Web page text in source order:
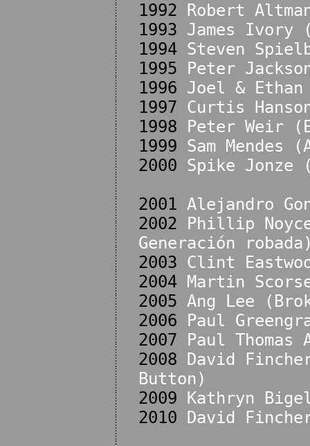
1992
Robert
1993 James Ivory
1994 Steven
1995
Peter
1996 Joel & Ethan
1997 Curtis
1998
Peter Weir
1999 Sam Mendes
2000 Spike Jonze
2001 Alejandro
2002
Phillip
Generación
2003 Clint
2004
Martin
2005 Ang Lee
2006
Paul
2007
Paul Thomas
2008
David
Button)
2009
Kathryn
2010
David